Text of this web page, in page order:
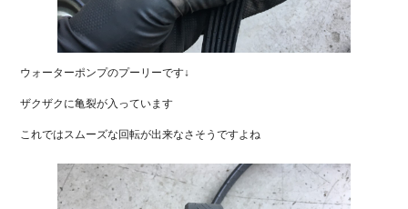
ウォーターポンプのプーリーです↓
ザクザクに亀裂が入っています
これではスムーズな回転が出来なさそうですよね